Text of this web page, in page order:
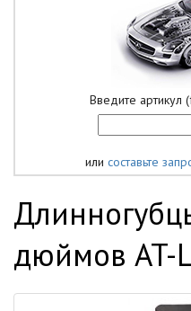
Введите артикул
или составьте
дюймов AT-